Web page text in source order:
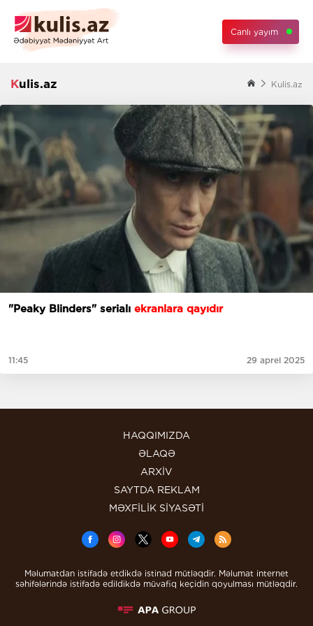
Canlı yayım
Kulis.az Kulis.az
"Peaky Blinders" serialı ekranlara qayıdır
11:45 29 aprel 2025
HAQQIMIZDA
ƏLAQƏ
ARXİV
SAYTDA REKLAM
MƏXFİLİK SİYASƏTİ
Məlumatdan istifadə etdikdə istinad mütləqdir. Məlumat internet
səhifələrində istifadə edildikdə müvafiq keçidin qoyulması mütləqdir.